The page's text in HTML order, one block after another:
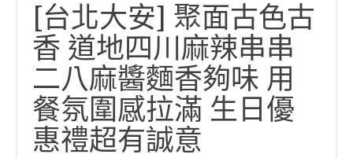
[台北大安] 聚面古色古
香 道地四川麻辣串串
二八麻醬麵香夠味 用
餐氛圍感拉滿 生日優
惠禮超有誠意